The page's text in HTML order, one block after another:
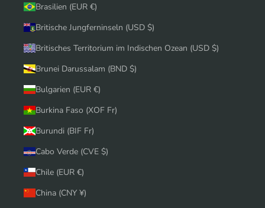
Brasilien (EUR €)
Britische Jungferninseln (USD $)
Britisches Territorium im Indischen Ozean (USD $)
Brunei Darussalam (BND $)
Bulgarien (EUR €)
Burkina Faso (XOF Fr)
Burundi (BIF Fr)
Cabo Verde (CVE $)
Chile (EUR €)
China (CNY ¥)